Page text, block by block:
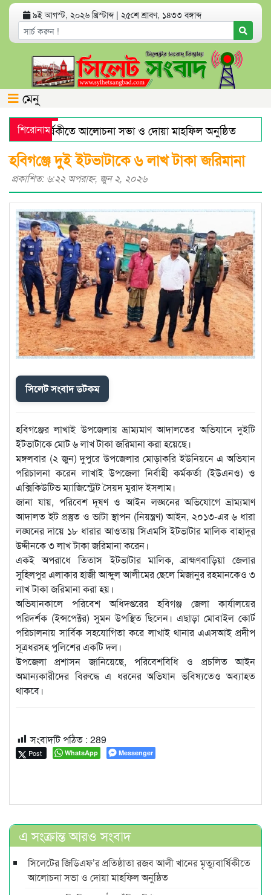
৯ই আগস্ট, ২০২৬ খ্রিস্টাব্দ | ২৫শে শ্রাবণ, ১৪৩৩ বঙ্গাব্দ
মেনু
শিরোনাম
মৃত্যুবার্ষিকীতে আলোচনা সভা ও দোয়া মাহফিল অনুষ্ঠিত
স্বর্ণের দামে বড় লাফ
যেসব অ্যাপ থাকলে হ্যাকড হতে
হ‌বিগ‌ঞ্জে দুই ইটভাটাকে ৬ লাখ টাকা জরিমানা
প্রকাশিত: ৬:২২ অপরাহ্ণ, জুন ২, ২০২৬
সিলেট সংবাদ ডটকম
হবিগঞ্জের লাখাই উপজেলায় ভ্রাম্যমাণ আদালতের অভিযানে দুইটি
ইটভাটাকে মোট ৬ লাখ টাকা জরিমানা করা হয়েছে।
মঙ্গলবার (২ জুন) দুপুরে উপজেলার মোড়াকরি ইউনিয়নে এ অভিযান
পরিচালনা করেন লাখাই উপজেলা নির্বাহী কর্মকর্তা (ইউএনও) ও
এক্সিকিউটিভ ম্যাজিস্ট্রেট সৈয়দ মুরাদ ইসলাম।
জানা যায়, পরিবেশ দূষণ ও আইন লঙ্ঘনের অভিযোগে ভ্রাম্যমাণ
আদালত ইট প্রস্তুত ও ভাটা স্থাপন (নিয়ন্ত্রণ) আইন, ২০১৩-এর ৬ ধারা
লঙ্ঘনের দায়ে ১৮ ধারার আওতায় সিএমসি ইটভাটার মালিক বাহাদুর
উদ্দীনকে ৩ লাখ টাকা জরিমানা করেন।
একই অপরাধে তিতাস ইটভাটার মালিক, ব্রাহ্মণবাড়িয়া জেলার
সুহিলপুর এলাকার হাজী আব্দুল আলীমের ছেলে মিজানুর রহমানকেও ৩
লাখ টাকা জরিমানা করা হয়।
অভিযানকালে পরিবেশ অধিদপ্তরের হবিগঞ্জ জেলা কার্যালয়ের
পরিদর্শক (ইন্সপেক্টর) সুমন উপস্থিত ছিলেন। এছাড়া মোবাইল কোর্ট
পরিচালনায় সার্বিক সহযোগিতা করে লাখাই থানার এএসআই প্রদীপ
সূত্রধরসহ পুলিশের একটি দল।
উপজেলা প্রশাসন জানিয়েছে, পরিবেশবিধি ও প্রচলিত আইন
অমান্যকারীদের বিরুদ্ধে এ ধরনের অভিযান ভবিষ্যতেও অব্যাহত
থাকবে।
সংবাদটি পঠিত : 289
Post WhatsApp Messenger
এ সংক্রান্ত আরও সংবাদ
সিলেটের জিডিএফ’র প্রতিষ্ঠাতা রজব আলী খানের মৃত্যুবার্ষিকীতে
আলোচনা সভা ও দোয়া মাহফিল অনুষ্ঠিত